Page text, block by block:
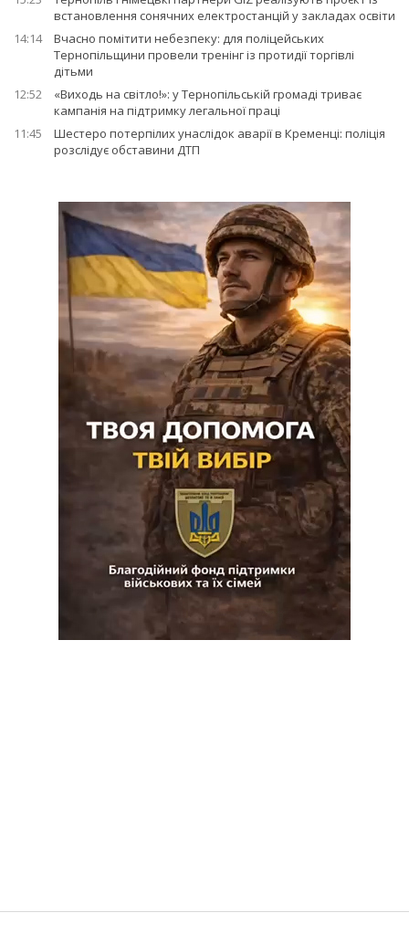
встановлення сонячних електростанцій у закладах освіти
14:14
Вчасно помітити небезпеку: для поліцейських
Тернопільщини провели тренінг із протидії торгівлі
дітьми
12:52
«Виходь на світло!»: у Тернопільській громаді триває
кампанія на підтримку легальної праці
11:45
Шестеро потерпілих унаслідок аварії в Кременці: поліція
розслідує обставини ДТП